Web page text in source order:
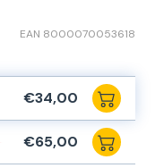
EAN 8000070053618
€34,00
€65,00